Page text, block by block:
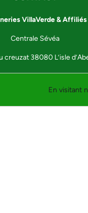
En visitant
VillaVerde & Affiliés
Centrale Sévéa
creuzat 38080 L’isle